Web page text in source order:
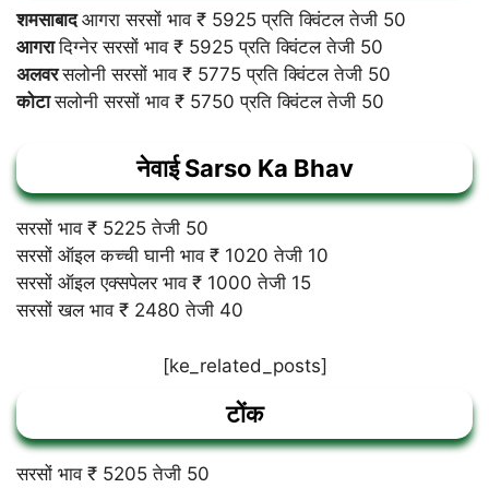
शमसाबादआगरा सरसों भाव ₹ 5925 प्रति क्विंटल तेजी 50
आगरादिग्नेर सरसों भाव ₹ 5925 प्रति क्विंटल तेजी 50
अलवरसलोनी सरसों भाव ₹ 5775 प्रति क्विंटल तेजी 50
कोटासलोनी सरसों भाव ₹ 5750 प्रति क्विंटल तेजी 50
नेवाई Sarso Ka Bhav
सरसों भाव ₹ 5225 तेजी 50
सरसों ऑइल कच्ची घानी भाव ₹ 1020 तेजी 10
सरसों ऑइल एक्सपेलर भाव ₹ 1000 तेजी 15
सरसों खल भाव ₹ 2480 तेजी 40
[ke_related_posts]
टोंक
सरसों भाव ₹ 5205 तेजी 50